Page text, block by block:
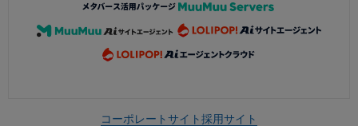
コーポレートサイト採用サイト